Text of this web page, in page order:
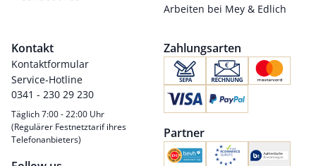
Arbeiten bei Mey & Edlich
Kontakt
Kontaktformular
Service-Hotline
0341 - 230 29 230
Täglich 7:00 - 22:00 Uhr
(Regulärer Festnetztarif ihres
Telefonanbieters)
Zahlungsarten
Partner